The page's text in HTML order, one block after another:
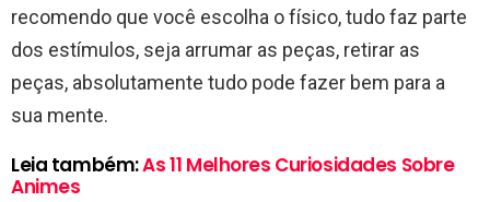
recomendo que você escolha o físico, tudo faz parte
dos estímulos, seja arrumar as peças, retirar as
peças, absolutamente tudo pode fazer bem para a
sua mente.
Leia também:As 11 Melhores Curiosidades Sobre
Animes